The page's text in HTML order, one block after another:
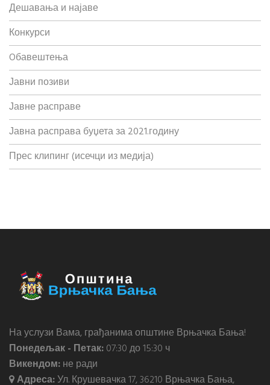
Дешавања и најаве
Конкурси
Oбавештења
Јавни позиви
Јавне расправе
Јавна расправа буџета за 2021.годину
Прес клипинг (исечци из медија)
На услузи Вама, грађанима општине Врњачка Бања!
Понедељак - Петак:07:30 до 15:30 ч
Викендом:не ради
Адреса:Ул. Крушевачка 17, 36210 Врњачка Бања,